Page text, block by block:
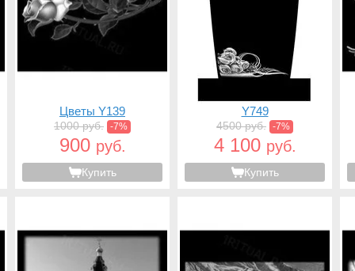
Цветы Y139
1000 руб. -7%
900 руб.
Купить
Y749
4500 руб. -7%
4 100 руб.
Купить